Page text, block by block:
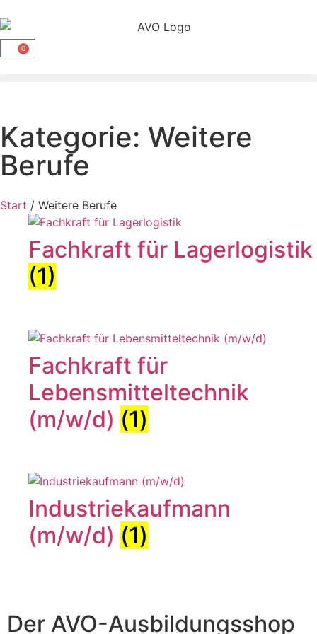
0
Kategorie: Weitere
Berufe
Start / Weitere Berufe
Fachkraft für Lagerlogistik
(1)
Fachkraft für
Lebensmitteltechnik
(m/w/d) (1)
Industriekaufmann
(m/w/d) (1)
Der AVO-Ausbildungsshop